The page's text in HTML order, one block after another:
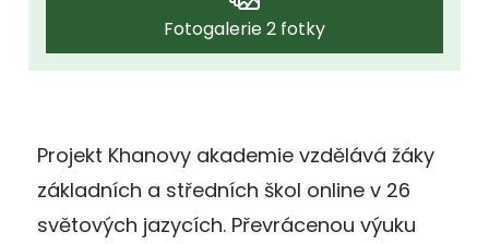
Fotogalerie 2 fotky
Projekt Khanovy akademie vzdělává žáky
základních a středních škol online v 26
světových jazycích. Převrácenou výuku